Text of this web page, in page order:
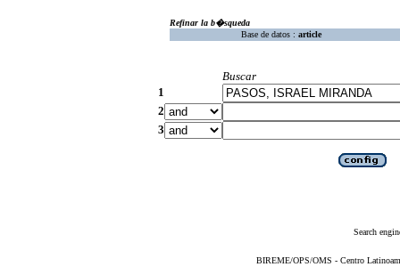
Refinar la b�squeda
Base de datos : article
Buscar
1
2
3
Search
BIREME/OPS/OMS - Centro